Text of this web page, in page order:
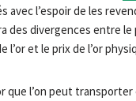
avec l’espoir de les
des divergences entre le
l’or et le prix de l’or
que l’on peut transporter